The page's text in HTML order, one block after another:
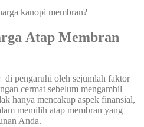
kanopi membran?
Atap Membran
di pengaruhi oleh sejumlah faktor
cermat sebelum mengambil
hanya mencakup aspek finansial,
memilih atap membran yang
Anda.